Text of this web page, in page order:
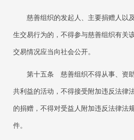
慈善组织的发起人、主要捐赠人以
生交易行为的，不得参与慈善组织有关
交易情况应当向社会公开。
第十五条 慈善组织不得从事、资
共利益的活动，不得接受附加违反法律
的捐赠，不得对受益人附加违反法律法
件。